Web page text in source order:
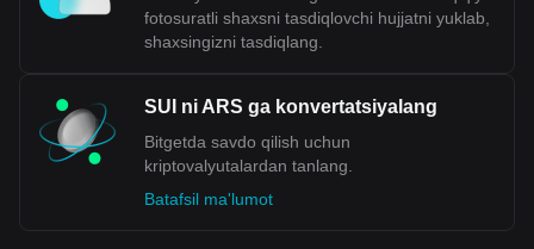
kalkulyatorimizdan foydalaning.
fotosuratli shaxsni tasdiqlovchi hujjatni yuklab,
shaxsingizni tasdiqlang.
SUI ni ARS ga konvertatsiyalang
Bitgetda savdo qilish uchun
kriptovalyutalardan tanlang.
Batafsil ma'lumot